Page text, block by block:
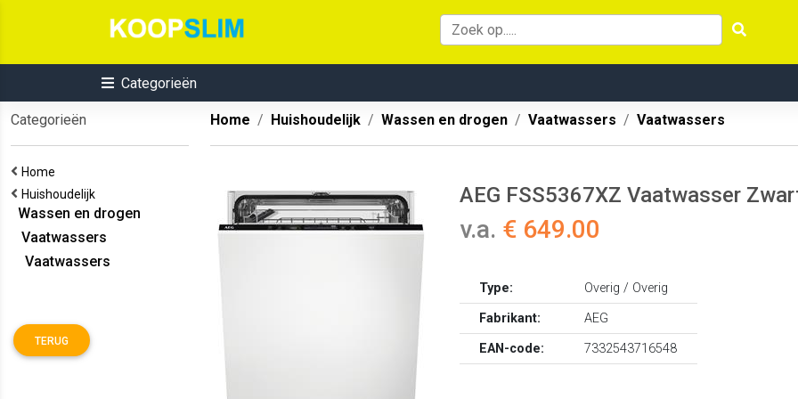
Categorieën
Categorieën
Home
Huishoudelijk
Wassen en drogen
Vaatwassers
Vaatwassers
TERUG
Home Huishoudelijk Wassen en drogen Vaatwassers Vaatwassers
AEG FSS5367XZ Vaatwasser
v.a. € 649.00
Type:
Overig / Overig
Fabrikant:
AEG
EAN-code:
7332543716548